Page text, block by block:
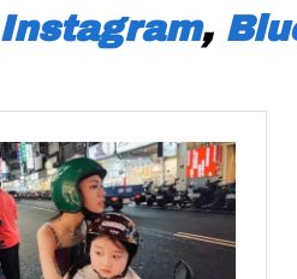
Instagram,